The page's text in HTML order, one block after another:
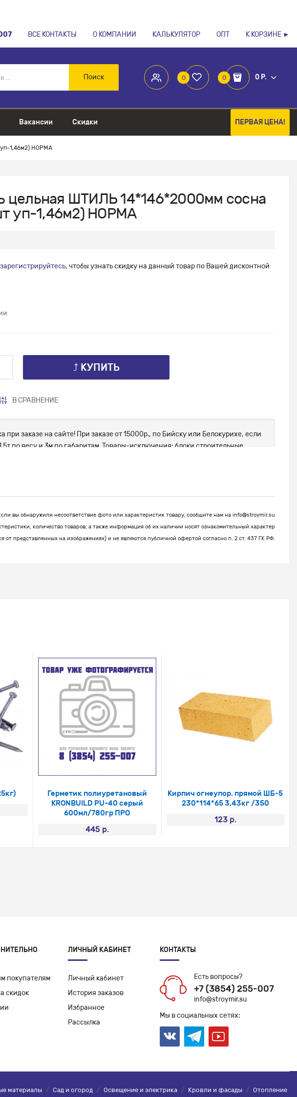
ВСЕ КОНТАКТЫ О КОМПАНИИ КАЛЬКУЛЯТОР ОПТ К КОРЗИНЕ ►
0 0 0 Р.
Поиск
Вакансии Скидки ПЕРВАЯ ЦЕНА!
уп-1,46м2) НОРМА
цельная ШТИЛЬ 14*146*2000мм сосна
уп-1,46м2) НОРМА
, чтобы узнать скидку на данный товар по Вашей дисконтной
⤴ КУПИТЬ
В СРАВНЕНИЕ
при заказе на сайте! При заказе от 15000р., по Бийску или Белокурихе, если
по весу и 3м по габаритам. Товары-исключения: блоки строительные,
вы обнаружили несоответствие фото или характеристик товару, сообщите нам на info@stroymir.su
количество товаров, а также информация об их наличии носят ознакомительный характер
от представленных на изображениях) и не являются публичной офертой согласно п. 2 ст. 437 ГК РФ.
Герметик полиуретановый
KRONBUILD PU-40 серый
600мл/780гр ПРО
445 р.
Кирпич огнеупор. прямой ШБ-5
230*114*65 3,43кг /350
123 р.
покупателям
скидок
ЛИЧНЫЙ КАБИНЕТ
Личный кабинет
История заказов
Избранное
Рассылка
КОНТАКТЫ
Есть вопросы?
+7 (3854) 255-007
info@stroymir.su
Мы в социальных сетях:
материалы / Сад и огород / Освещение и электрика / Кровли и фасады / Отопление